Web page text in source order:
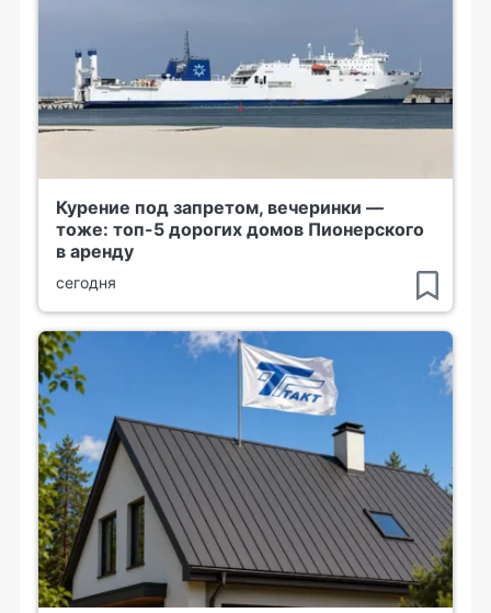
Курение под запретом, вечеринки —
тоже: топ-5 дорогих домов Пионерского
в аренду
сегодня